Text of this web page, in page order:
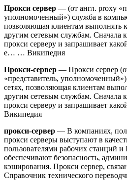
Прокси сервер — (от англ. proxy
уполномоченный») служба в
позволяющая клиентам выполнять
другим сетевым службам. Сначала
прокси серверу и запрашивает
e… … Википедия
Прокси‐сервер — Прокси сервер
«представитель,
сетях, позволяющая клиентам
другим сетевым службам. Сначала
прокси серверу и запрашивает
Википедия
прокси-сервер — В компаниях,
прокси серверы выступают в
пользователями рабочих станций
обеспечивают безопасность,
кэширования. Прокси сервер,
Справочник технического